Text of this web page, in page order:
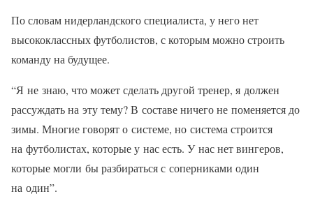
По словам нидерландского специалиста, у него нет
высококлассных футболистов, с которым можно строить
команду на будущее.
“Я не знаю, что может сделать другой тренер, я должен
рассуждать на эту тему? В составе ничего не поменяется до
зимы. Многие говорят о системе, но система строится
на футболистах, которые у нас есть. У нас нет вингеров,
которые могли бы разбираться с соперниками один
на один”.